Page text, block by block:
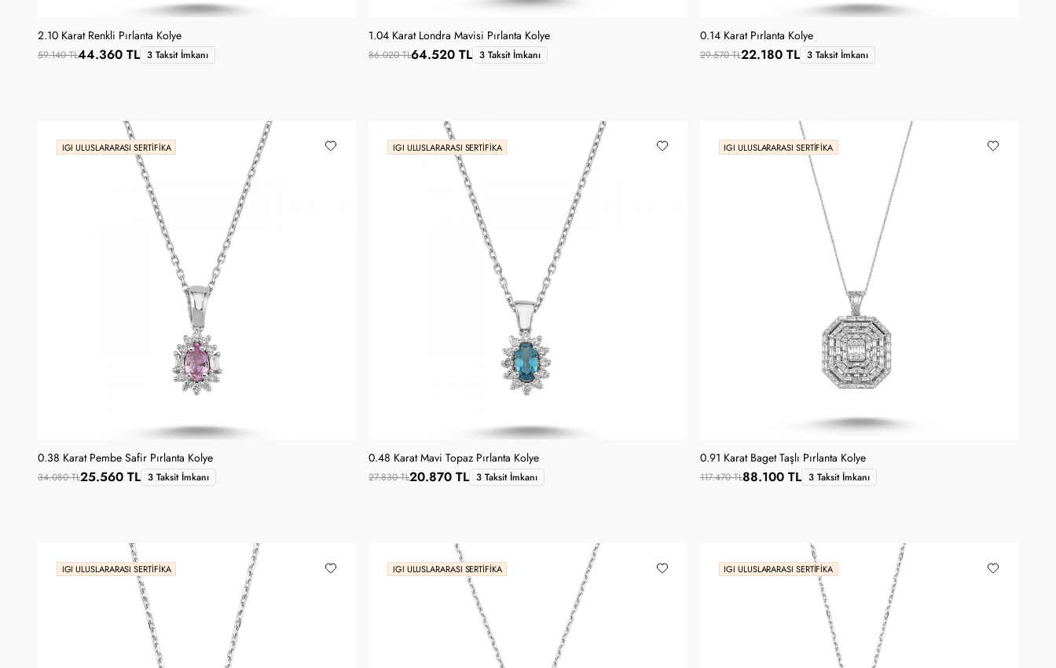
2.10 Karat Renkli Pırlanta Kolye
59.140 TL44.360 TL 3 Taksit İmkanı
1.04 Karat Londra Mavisi Pırlanta Kolye
86.020 TL64.520 TL 3 Taksit İmkanı
0.14 Karat Pırlanta Kolye
29.570 TL22.180 TL 3 Taksit İmkanı
IGI ULUSLARARASI SERTIFIKA
0.38 Karat Pembe Safir Pırlanta Kolye
34.080 TL25.560 TL 3 Taksit İmkanı
IGI ULUSLARARASI SERTIFIKA
0.48 Karat Mavi Topaz Pırlanta Kolye
27.830 TL20.870 TL 3 Taksit İmkanı
IGI ULUSLARARASI SERTIFIKA
0.91 Karat Baget Taşlı Pırlanta Kolye
117.470 TL88.100 TL 3 Taksit İmkanı
IGI ULUSLARARASI SERTIFIKA IGI ULUSLARARASI SERTIFIKA IGI ULUSLARARASI SERTIFIKA